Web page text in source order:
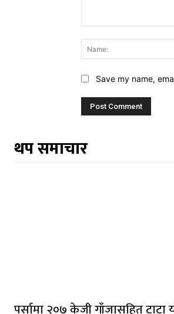
Save my name,
थप समाचार
पर्सामा २०७ केजी गाँजासहित टाटा